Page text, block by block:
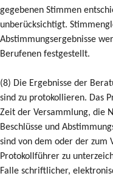
gegebenen Stimmen
unberücksichtigt.
Abstimmungsergebnisse
Berufenen festgestellt.
(8) Die Ergebnisse der
sind zu protokollieren. Das
Zeit der Versammlung, die
Beschlüsse und
sind von dem oder der zum
Protokollführer zu
Falle schriftlicher,